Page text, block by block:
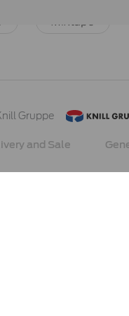
Mixtape
Gruppe
and Sale